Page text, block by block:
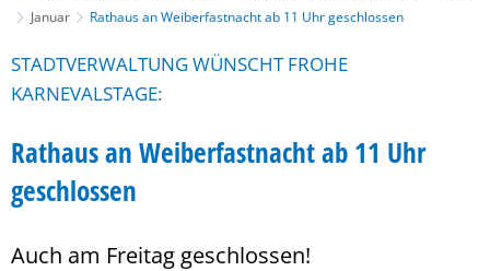
Januar
Rathaus an Weiberfastnacht ab 11 Uhr geschlossen
STADTVERWALTUNG WÜNSCHT FROHE
KARNEVALSTAGE:
Rathaus an Weiberfastnacht ab 11 Uhr
geschlossen
Auch am Freitag geschlossen!